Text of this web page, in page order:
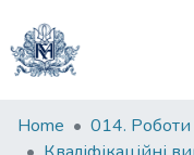
Communities
&
Home
014. Роботи